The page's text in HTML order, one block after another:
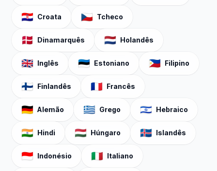
🇭🇷 Croata 🇨🇿 Tcheco
🇩🇰 Dinamarquês 🇳🇱 Holandês
🇬🇧 Inglês 🇪🇪 Estoniano 🇵🇭 Filipino
🇫🇮 Finlandês 🇫🇷 Francês
🇩🇪 Alemão 🇬🇷 Grego 🇮🇱 Hebraico
🇮🇳 Hindi 🇭🇺 Húngaro 🇮🇸 Islandês
🇮🇩 Indonésio 🇮🇹 Italiano